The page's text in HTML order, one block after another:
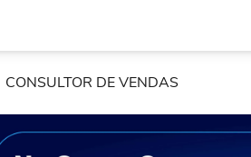
CONSULTOR DE VENDAS